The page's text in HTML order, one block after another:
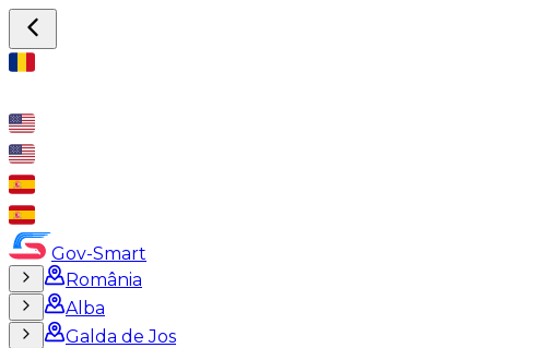
Gov-Smart
România
Alba
Galda de Jos